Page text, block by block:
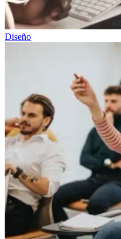
Diseño